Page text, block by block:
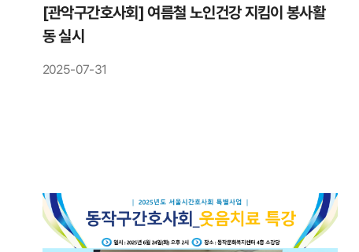
[관악구간호사회] 여름철 노인건강 지킴이 봉사활
동 실시
2025-07-31